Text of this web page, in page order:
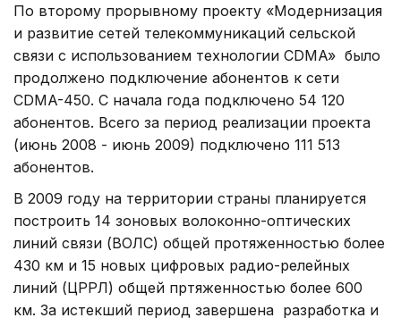
По второму прорывному проекту «Модернизация
и развитие сетей телекоммуникаций сельской
связи с использованием технологии CDMA» было
продолжено подключение абонентов к сети
CDMA-450. С начала года подключено 54 120
абонентов. Всего за период реализации проекта
(июнь 2008 - июнь 2009) подключено 111 513
абонентов.
В 2009 году на территории страны планируется
построить 14 зоновых волоконно-оптических
линий связи (ВОЛС) общей протяженностью более
430 км и 15 новых цифровых радио-релейных
линий (ЦРРЛ) общей пртяженностью более 600
км. За истекший период завершена разработка и